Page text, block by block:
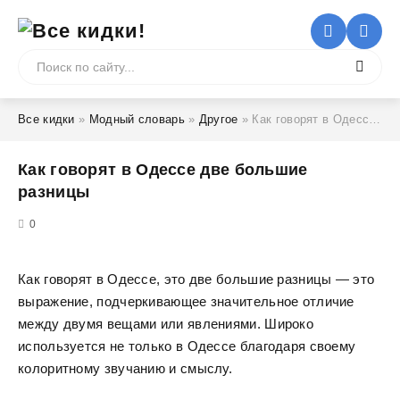
Все кидки » Модный словарь» Другое » Как говорят в Одессе две большие разницы
Как говорят в Одессе две большие
разницы
0
Как говорят в Одессе, это две большие разницы — это
выражение, подчеркивающее значительное отличие
между двумя вещами или явлениями. Широко
используется не только в Одессе благодаря своему
колоритному звучанию и смыслу.